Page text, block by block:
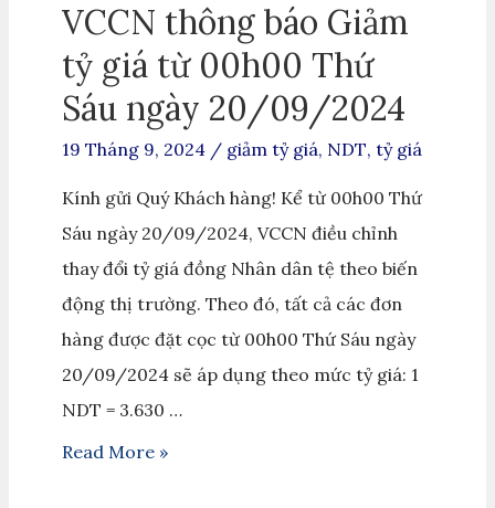
VCCN thông báo Giảm
tỷ giá từ 00h00 Thứ
Sáu ngày 20/09/2024
19 Tháng 9, 2024 / giảm tỷ giá, NDT,tỷ giá
Kính gửi Quý Khách hàng! Kể từ 00h00 Thứ
Sáu ngày 20/09/2024, VCCN điều chỉnh
thay đổi tỷ giá đồng Nhân dân tệ theo biến
động thị trường. Theo đó, tất cả các đơn
hàng được đặt cọc từ 00h00 Thứ Sáu ngày
20/09/2024 sẽ áp dụng theo mức tỷ giá: 1
NDT = 3.630 …
Read More »